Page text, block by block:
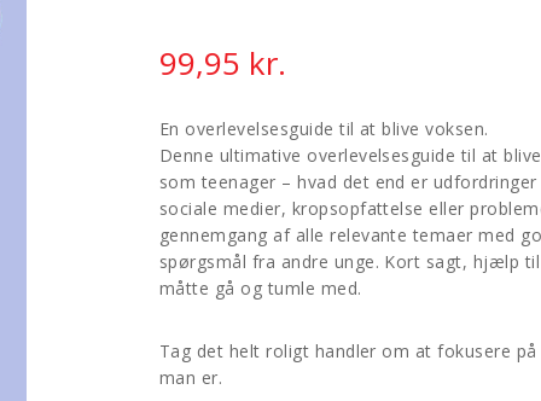
99,95 kr.
En overlevelsesguide til at blive voksen.
Denne ultimative overlevelsesguide til at
som teenager – hvad det end er
sociale medier, kropsopfattelse eller
gennemgang af alle relevante temaer med
spørgsmål fra andre unge. Kort sagt, hjælp
måtte gå og tumle med.
Tag det helt roligt handler om at fokusere
man er.